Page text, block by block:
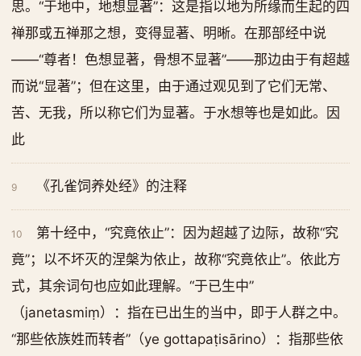
思。“于地中，地想显著”：这是指以地为所缘而生起的四
禅那或五禅那之想，变得显著、明晰。在那部经中说
——“尊者！色想显著，骨想不显著”——那边由于有超越
而说“显著”；但在这里，由于通过观见到了它们无常、
苦、无我，所以称它们为显著。于水想等也是如此。因
此
9 《孔雀饲养处经》的注释
10
第十经中，“究竟依止”：因为超越了边际，故称“究
竟”；以不坏灭的涅槃为依止，故称“究竟依止”。依此方
式，其余词句也应如此理解。“于已生中”
（janetasmiṃ）：指在已出生的当中，即于人群之中。
“那些依族姓而转者”（ye gottapaṭisārino）：指那些依